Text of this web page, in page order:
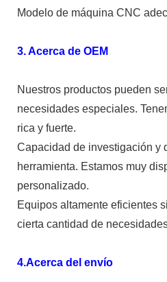
Modelo de máquina CNC
3. Acerca de OEM
Nuestros productos pueden
necesidades especiales.
rica y fuerte.
Capacidad de investigación y
herramienta. Estamos muy
personalizado.
Equipos altamente eficientes
cierta cantidad de
4.Acerca del envío